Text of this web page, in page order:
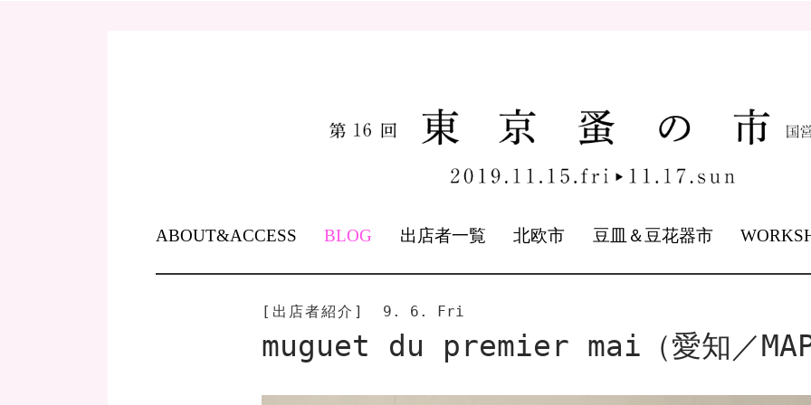
TO
CONTENT
ABOUT&ACCESS BLOG 出店者一覧 北欧市 豆皿＆豆花器市
[出店者紹介] 9. 6. Fri
muguet du premier mai（愛知／